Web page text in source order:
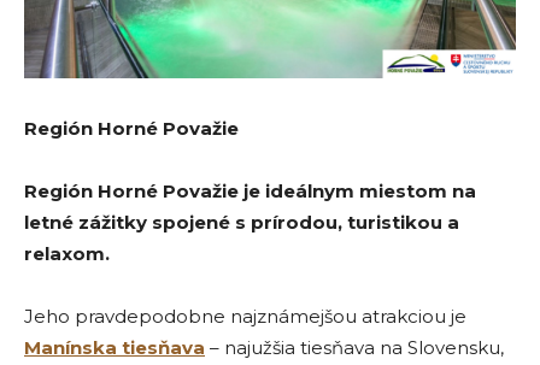
Región Horné Považie
Región Horné Považie je ideálnym miestom na
letné zážitky spojené s prírodou, turistikou a
relaxom.
Jeho pravdepodobne najznámejšou atrakciou je
Manínska tiesňava – najužšia tiesňava na Slovensku,